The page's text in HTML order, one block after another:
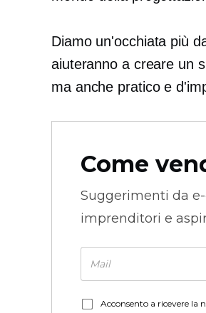
Diamo un'occhiata più
aiuteranno a creare un
ma anche pratico e
Come
Suggerimenti da
imprenditori e
Acconsento a ricevere la